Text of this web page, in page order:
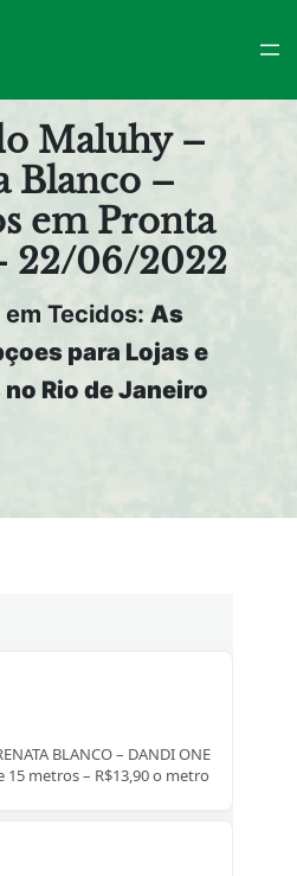
Maluhy –
Blanco –
em Pronta
22/06/2022
Tecidos: As
para Lojas e
Rio de Janeiro
BLANCO – DANDI ONE
15 metros – R$13,90 o metro